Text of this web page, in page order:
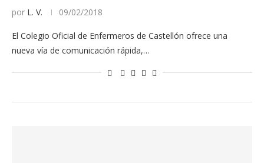
por L. V. 09/02/2018
El Colegio Oficial de Enfermeros de Castellón ofrece una
nueva vía de comunicación rápida,…